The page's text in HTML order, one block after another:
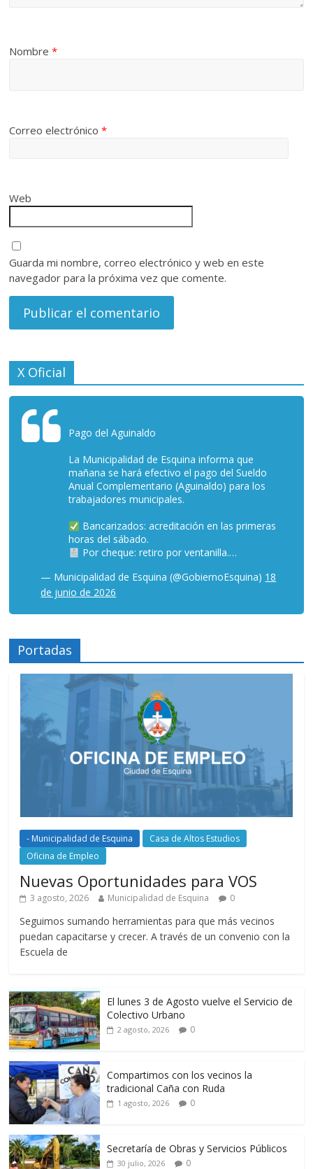
Nombre*
Correo electrónico*
Web
Guarda mi nombre, correo electrónico y web en este
navegador para la próxima vez que comente.
X Oficial
Pago del Aguinaldo
La Municipalidad de Esquina informa que
mañana se hará efectivo el pago del Sueldo
Anual Complementario (Aguinaldo) para los
trabajadores municipales.
Bancarizados: acreditación en las primeras
horas del sábado.
Por cheque: retiro por ventanilla.…
— Municipalidad de Esquina (@GobiernoEsquina) 18
de junio de 2026
Portadas
- Municipalidad de Esquina
Casa de Altos Estudios
Oficina de Empleo
Nuevas Oportunidades para VOS
3 agosto, 2026 Municipalidad de Esquina 0
Seguimos sumando herramientas para que más vecinos
puedan capacitarse y crecer. A través de un convenio con la
Escuela de
El lunes 3 de Agosto vuelve el Servicio de
Colectivo Urbano
2 agosto, 2026 0
Compartimos con los vecinos la
tradicional Caña con Ruda
1 agosto, 2026 0
Secretaría de Obras y Servicios Públicos
30 julio, 2026 0